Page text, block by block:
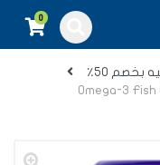
0
بخصم ٥٠٪
Omega-3 Fish